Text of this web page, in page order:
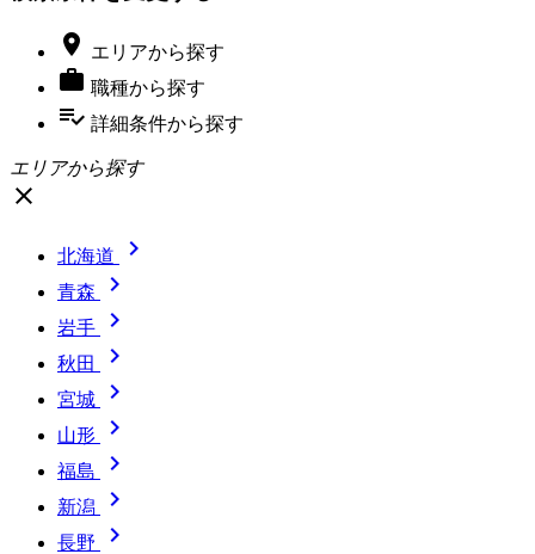
 エリアから探す
 職種から探す
playlist_add_check 詳細条件から探す
エリアから探す
close
北海道 
青森 
岩手 
秋田 
宮城 
山形 
福島 
新潟 
長野 